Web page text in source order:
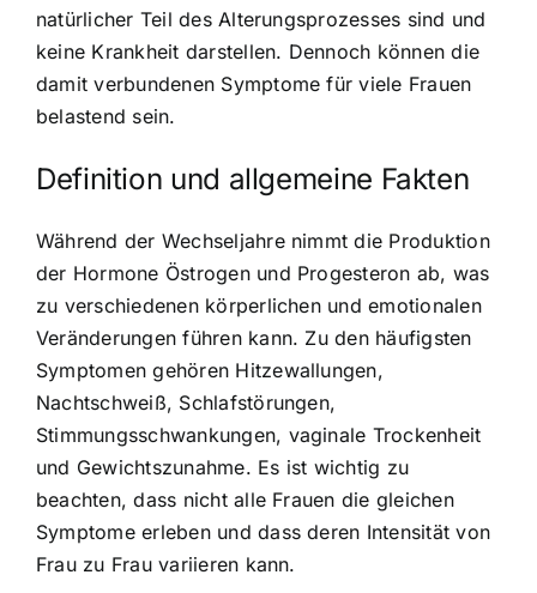
natürlicher Teil des Alterungsprozesses sind und
keine Krankheit darstellen. Dennoch können die
damit verbundenen Symptome für viele Frauen
belastend sein.
Definition und allgemeine Fakten
Während der Wechseljahre nimmtdie Produktion
der Hormone Östrogen und Progesteron ab, was
zu verschiedenen körperlichen und emotionalen
Veränderungen führen kann. Zu den häufigsten
Symptomen gehören Hitzewallungen,
Nachtschweiß, Schlafstörungen,
Stimmungsschwankungen, vaginale Trockenheit
und Gewichtszunahme. Es ist wichtig zu
beachten, dass nicht alle Frauen die gleichen
Symptome erleben und dass deren Intensität von
Frau zu Frau variieren kann.